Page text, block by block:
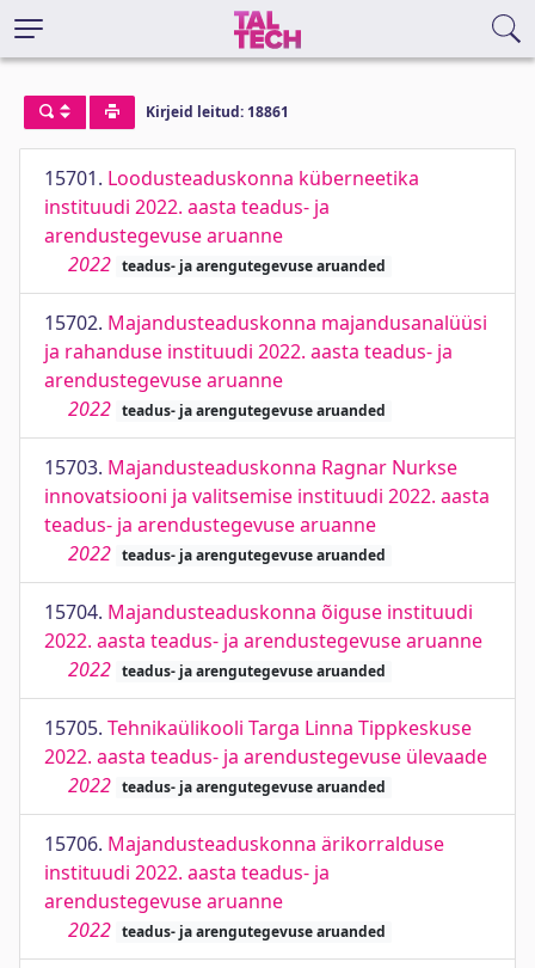
Kirjeid leitud: 18861
15701. Loodusteaduskonna küberneetika
instituudi 2022. aasta teadus- ja
arendustegevuse aruanne
2022 teadus- ja arengutegevuse aruanded
15702. Majandusteaduskonna majandusanalüüsi
ja rahanduse instituudi 2022. aasta teadus- ja
arendustegevuse aruanne
2022 teadus- ja arengutegevuse aruanded
15703. Majandusteaduskonna Ragnar Nurkse
innovatsiooni ja valitsemise instituudi 2022. aasta
teadus- ja arendustegevuse aruanne
2022 teadus- ja arengutegevuse aruanded
15704. Majandusteaduskonna õiguse instituudi
2022. aasta teadus- ja arendustegevuse aruanne
2022 teadus- ja arengutegevuse aruanded
15705. Tehnikaülikooli Targa Linna Tippkeskuse
2022. aasta teadus- ja arendustegevuse ülevaade
2022 teadus- ja arengutegevuse aruanded
15706. Majandusteaduskonna ärikorralduse
instituudi 2022. aasta teadus- ja
arendustegevuse aruanne
2022 teadus- ja arengutegevuse aruanded